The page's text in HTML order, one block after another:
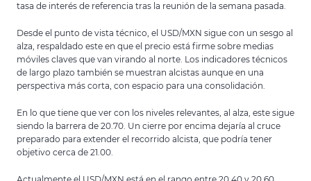
tasa de interés de referencia tras la reunión de la semana pasada.
Desde el punto de vista técnico, el USD/MXN sigue con un sesgo al
alza, respaldado este en que el precio está firme sobre medias
móviles claves que van virando al norte. Los indicadores técnicos
de largo plazo también se muestran alcistas aunque en una
perspectiva más corta, con espacio para una consolidación.
En lo que tiene que ver con los niveles relevantes, al alza, este sigue
siendo la barrera de 20.70. Un cierre por encima dejaría al cruce
preparado para extender el recorrido alcista, que podría tener
objetivo cerca de 21.00.